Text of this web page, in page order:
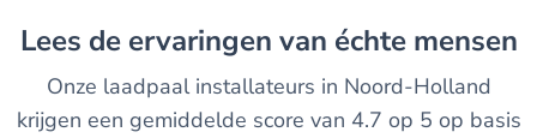
Lees de ervaringen van échte mensen
Onze laadpaal installateurs in Noord-Holland
krijgen een gemiddelde score van 4.7 op 5 op basis